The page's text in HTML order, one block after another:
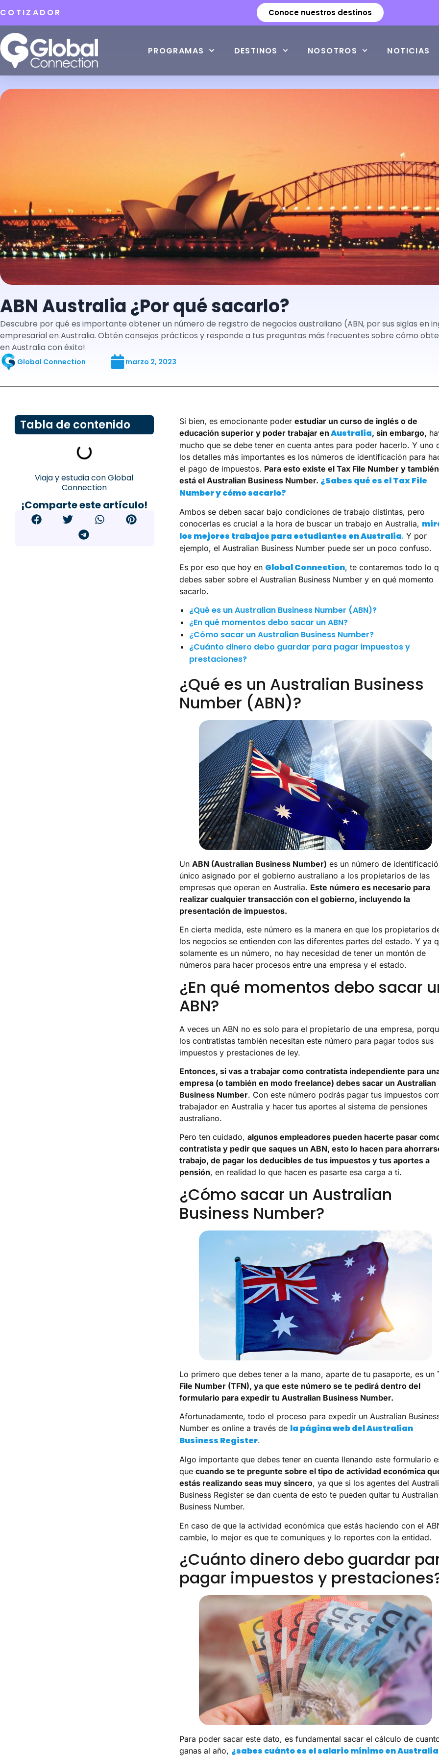
COTIZADOR Conoce nuestros destinos
PROGRAMAS DESTINOS NOSOTROS NOTICIAS
ABN Australia ¿Por qué sacarlo?
Descubre por qué es importante obtener un número de registro de negocios australiano (ABN, por sus siglas
empresarial en Australia. Obtén consejos prácticos y responde a tus preguntas más frecuentes sobre cómo
en Australia con éxito!
Global Connection marzo 2, 2023
Tabla de contenido
Viaja y estudia con Global
Connection
¡Comparte este artículo!
Si bien, es emocionante poder estudiar un curso de inglés o de
educación superior y poder trabajar en Australia, sin embargo,
mucho que se debe tener en cuenta antes para poder hacerlo. Y uno
los detalles más importantes es los números de identificación para
el pago de impuestos. Para esto existe el Tax File Number y también
está el Australian Business Number. ¿Sabes qué es el Tax File
Number y cómo sacarlo?
Ambos se deben sacar bajo condiciones de trabajo distintas, pero
conocerlas es crucial a la hora de buscar un trabajo en Australia,
los mejores trabajos para estudiantes en Australia.Y por
ejemplo, el Australian Business Number puede ser un poco confuso.
Es por eso que hoy en Global Connection, te contaremos todo lo
debes saber sobre el Australian Business Number y en qué momento
sacarlo.
¿Qué es un Australian Business Number (ABN)?
¿En qué momentos debo sacar un ABN?
¿Cómo sacar un Australian Business Number?
¿Cuánto dinero debo guardar para pagar impuestos y
prestaciones?
¿Qué es un Australian Business
Number (ABN)?
Un ABN (Australian Business Number) es un número de
único asignado por el gobierno australiano a los propietarios de las
empresas que operan en Australia. Este número es necesario para
realizar cualquier transacción con el gobierno, incluyendo la
presentación de impuestos.
En cierta medida, este número es la manera en que los propietarios
los negocios se entienden con las diferentes partes del estado. Y ya
solamente es un número, no hay necesidad de tener un montón de
números para hacer procesos entre una empresa y el estado.
¿En qué momentos debo sacar
ABN?
A veces un ABN no es solo para el propietario de una empresa,
los contratistas también necesitan este número para pagar todos sus
impuestos y prestaciones de ley.
Entonces, si vas a trabajar como contratista independiente para
empresa (o también en modo freelance) debes sacar un Australian
Business Number. Con este número podrás pagar tus impuestos
trabajador en Australia y hacer tus aportes al sistema de pensiones
australiano.
Pero ten cuidado, algunos empleadores pueden hacerte pasar
contratista y pedir que saques un ABN, esto lo hacen para
trabajo, de pagar los deducibles de tus impuestos y tus aportes a
pensión, en realidad lo que hacen es pasarte esa carga a ti.
¿Cómo sacar un Australian
Business Number?
Lo primero que debes tener a la mano, aparte de tu pasaporte, es un
File Number (TFN), ya que este número se te pedirá dentro del
formulario para expedir tu Australian Business Number.
Afortunadamente, todo el proceso para expedir un Australian
Number es online a través de la página web del Australian
Business Register.
Algo importante que debes tener en cuenta llenando este formulario
que cuando se te pregunte sobre el tipo de actividad económica
estás realizando seas muy sincero, ya que si los agentes del
Business Register se dan cuenta de esto te pueden quitar tu Australian
Business Number.
En caso de que la actividad económica que estás haciendo con el
cambie, lo mejor es que te comuniques y lo reportes con la entidad.
¿Cuánto dinero debo guardar
pagar impuestos y
Para poder sacar este dato, es fundamental sacar el cálculo de
ganas al año, ¿sabes cuánto es el salario mínimo en